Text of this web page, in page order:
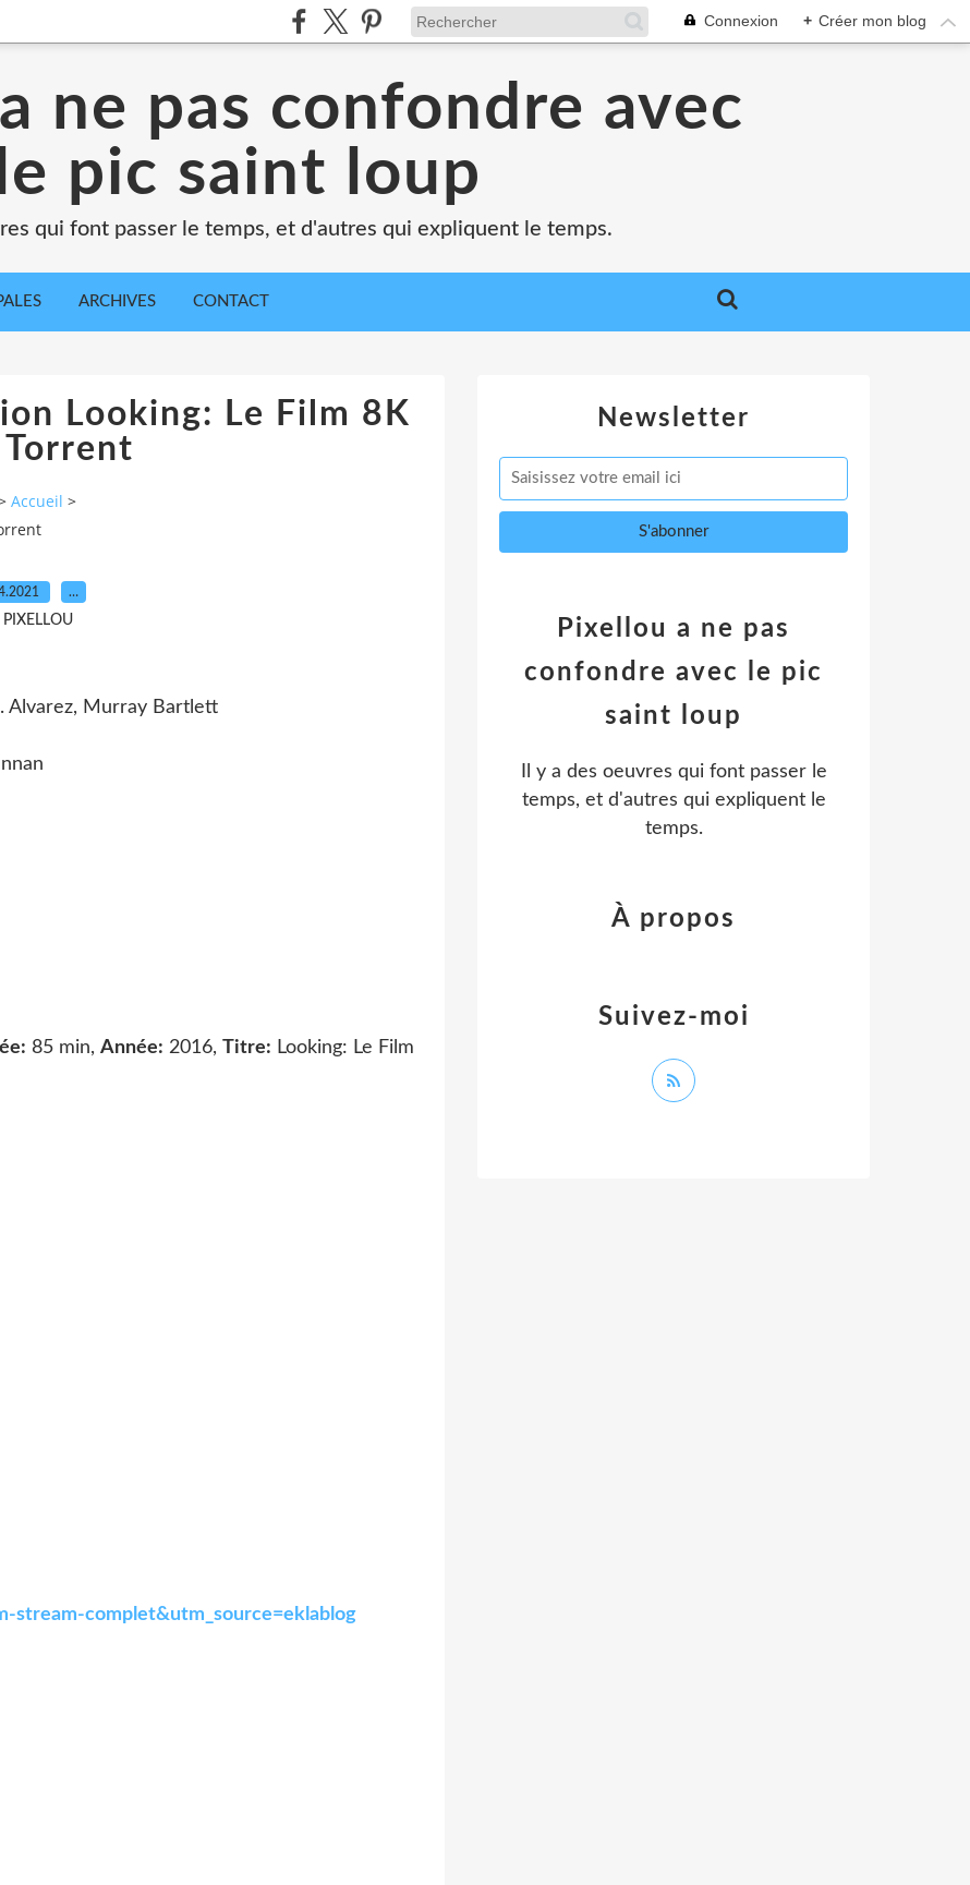
Connexion + Créer mon blog
ne pas confondre avec
le pic saint loup
qui font passer le temps, et d'autres qui expliquent le temps.
ARCHIVES CONTACT
Looking: Le Film 8K
Torrent
Accueil >
…
PIXELLOU
Alvarez, Murray Bartlett
85 min, Année: 2016, Titre: Looking: Le Film
complet&utm_source=eklablog
Newsletter
Pixellou a ne pas
confondre avec le pic
saint loup
Il y a des oeuvres qui font passer le
temps, et d'autres qui expliquent le
temps.
Suivez-moi
À propos